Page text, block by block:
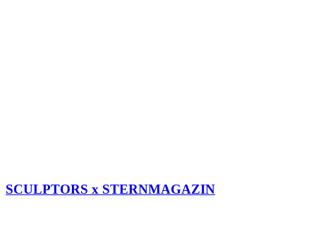
SCULPTORS x STERNMAGAZIN